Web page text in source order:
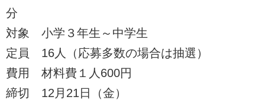
分
対象 小学３年生～中学生
定員 16人（応募多数の場合は抽選）
費用 材料費１人600円
締切 12月21日（金）